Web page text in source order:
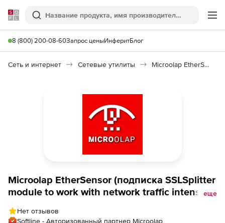
Softline
Поиск
8 (800) 200-08-60Запрос ценыИнферитБлог
Сеть и интернет Сетевые утилиты Microolap EtherSensor
Microolap EtherSensor (подписка SSLSplitter
module to work with network traffic intensity
simultaneous sessions (approx. 1 250
еще
Нет отзывов
Softline - Авторизованный партнер Microolap